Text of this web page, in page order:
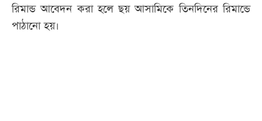
রিমান্ড আবেদন করা হলে ছয় আসামিকে তিনদিনের রিমান্ডে
পাঠানো হয়।